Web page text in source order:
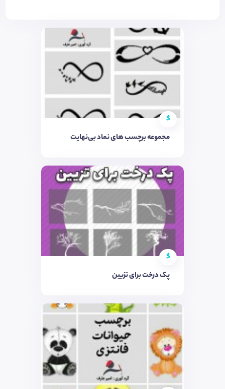
$
مجموعه برچسب های نماد بی‌نهایت
$
پک درخت برای تزیین